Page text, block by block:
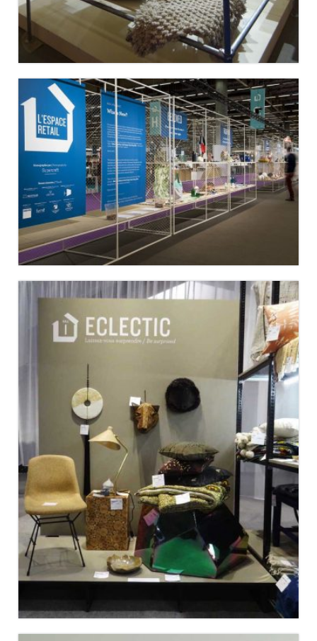
ESPACE RETAIL MAISON&OBJET
WHAT’S NEW ? MAISON&OBJET